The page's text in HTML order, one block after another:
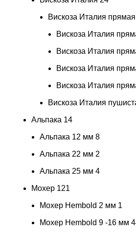
Вискоза Италия прямая
Вискоза Италия
Вискоза Италия
Вискоза Италия
Вискоза Италия
Вискоза Италия
Альпака 14
Альпака 12 мм 8
Альпака 22 мм 2
Альпака 25 мм 4
Мохер 121
Мохер Hembold 2 мм 1
Мохер Hembold 9 -16 мм